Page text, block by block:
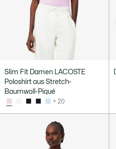
Slim Fit Damen LACOSTE
Poloshirt aus Stretch-
Baumwoll-Piqué
+ 20